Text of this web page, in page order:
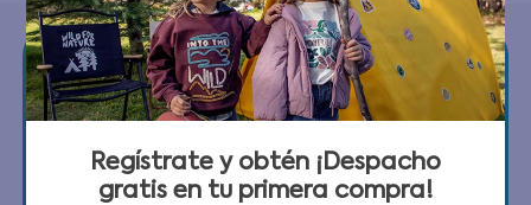
Contáctanos
Regístrate y obtén ¡Despacho
gratis en tu primera compra!